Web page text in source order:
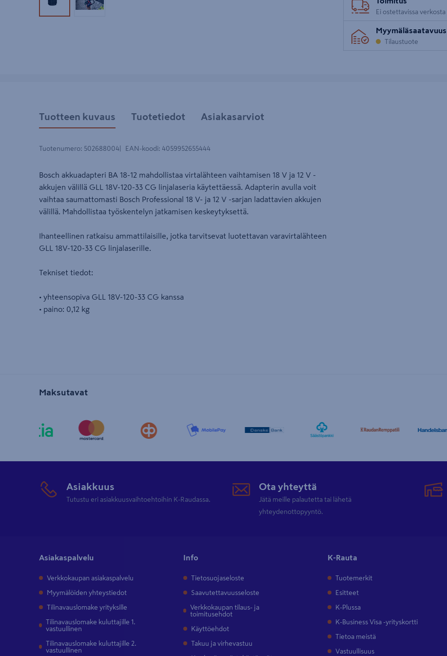
Tuotekuva 1Tuotekuva 2
Ei ostettavissa verkosta
Myymäläsaatavuus
Tilaustuote
Tuotteen kuvaus Tuotetiedot Asiakasarviot
Tuotenumero: 502688004 EAN-koodi: 4059952655444
Bosch akkuadapteri BA 18-12 mahdollistaa virtalähteen vaihtamisen 18 V ja 12 V -
akkujen välillä GLL 18V-120-33 CG linjalaseria käytettäessä. Adapterin avulla voit
vaihtaa saumattomasti Bosch Professional 18 V- ja 12 V -sarjan ladattavien akkujen
välillä. Mahdollistaa työskentelyn jatkamisen keskeytyksettä.
Ihanteellinen ratkaisu ammattilaisille, jotka tarvitsevat luotettavan varavirtalähteen
GLL 18V-120-33 CG linjalaserille.
Tekniset tiedot:
• yhteensopiva GLL 18V-120-33 CG kanssa
• paino: 0,12 kg
Maksutavat
Asiakkuus
Tutustu eri asiakkuusvaihtoehtoihin K-Raudassa.
Ota yhteyttä
Jätä meille palautetta tai lähetä
yhteydenottopyyntö.
Asiakaspalvelu
Verkkokaupan asiakaspalvelu
Myymälöiden yhteystiedot
Tilinavauslomake yrityksille
Tilinavauslomake kuluttajille 1.
vastuullinen
Tilinavauslomake kuluttajille 2.
vastuullinen
Info
Tietosuojaseloste
Saavutettavuusseloste
Verkkokaupan tilaus- ja
toimitusehdot
Käyttöehdot
Takuu ja virhevastuu
K-Rauta
Tuotemerkit
Esitteet
K-Plussa
K-Business Visa -yrityskortti
Tietoa meistä
Vastuullisuus